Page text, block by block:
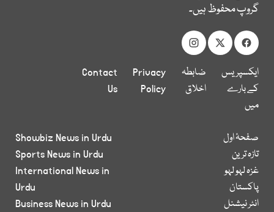
گروپ محفوظ ہیں۔
ایکسپریس
کے بارے
میں
ضابطہ
اخلاق
Privacy
Policy
Contact
Us
صفحۂ اول
تازہ ترین
غزہ لہو لہو
پاکستان
انٹر نیشنل
Showbiz News in Urdu
Sports News in Urdu
International News in
Urdu
Business News in Urdu